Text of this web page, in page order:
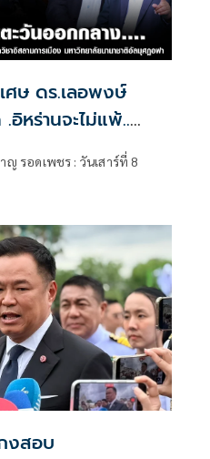
ษ ดร.เลอพงษ์
อิหร่านจะไม่แพ้..
กับ..สำราญ รอด
รอดเพชร : วันเสาร์ที่ 8
งสอบ